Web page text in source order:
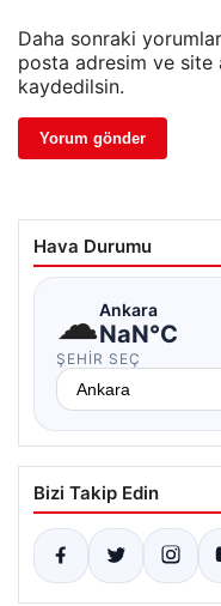
Daha sonraki
posta adresim ve site
kaydedilsin.
Hava Durumu
☁Ankara
NaN°C
ŞEHIR SEÇ
Bizi Takip Edin